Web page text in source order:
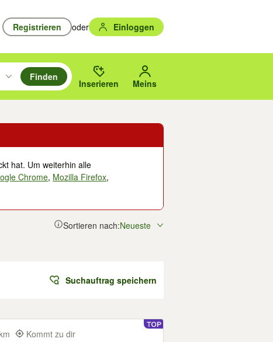
Registrieren oder Einloggen
durchsuchen und mit Eingabetaste auswählen.
um zu suchen, oder Vorschläge mit den Pfeiltasten nach oben/
des gewählten Orts oder PLZ.
Finden
Inserieren Meins
hat. Um weiterhin alle
Chrome, Mozilla Firefox,
Sortieren nach:Neueste
Suchauftrag speichern
Kommt zu dir